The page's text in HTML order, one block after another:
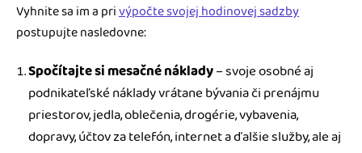
Vyhnite sa im a privýpočte svojej hodinovej sadzby
postupujte nasledovne:
Spočítajte si mesačné náklady– svoje osobné aj
podnikateľské náklady vrátane bývania či prenájmu
priestorov, jedla, oblečenia, drogérie, vybavenia,
dopravy, účtov za telefón, internet a ďalšie služby, ale aj